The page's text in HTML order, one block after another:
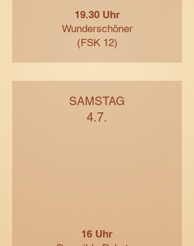
19.30 Uhr
Wunderschöner
(FSK 12)
SAMSTAG
4.7.
16 Uhr